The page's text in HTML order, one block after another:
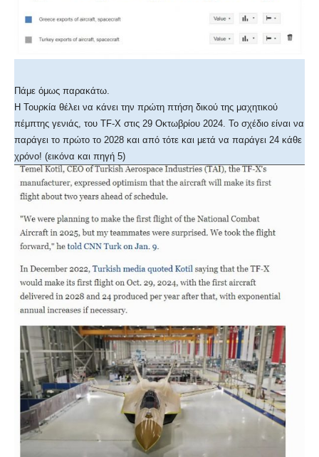
Πάμε όμως παρακάτω.
Η Τουρκία θέλει να κάνει την πρώτη πτήση δικού της μαχητικού
πέμπτης γενιάς, του TF-X στις 29 Οκτωβρίου 2024. Το σχέδιο είναι να
παράγει το πρώτο το 2028 και από τότε και μετά να παράγει 24 κάθε
χρόνο! (εικόνα και πηγή 5)